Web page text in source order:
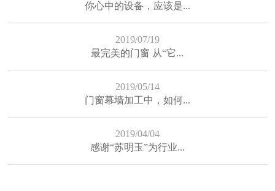
你心中的设备，应该是...
2019/07/19
最完美的门窗 从“它...
2019/05/14
门窗幕墙加工中，如何...
2019/04/04
感谢“苏明玉”为行业...